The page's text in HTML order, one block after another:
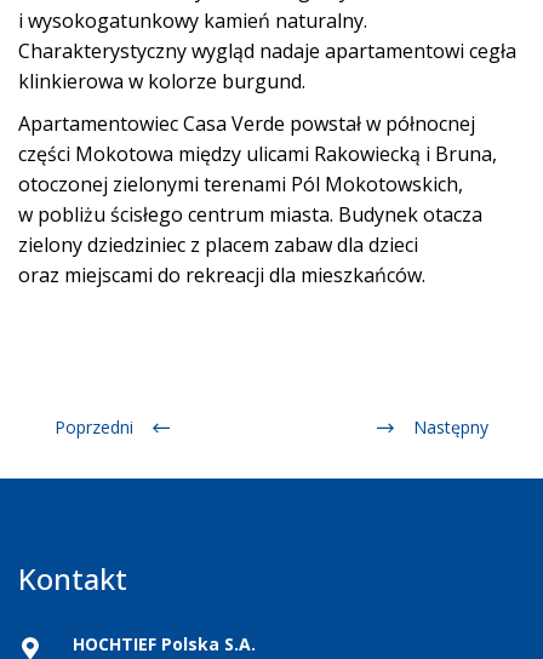
i wysokogatunkowy kamień naturalny.
Charakterystyczny wygląd nadaje apartamentowi cegła
klinkierowa w kolorze burgund.
Apartamentowiec Casa Verde powstał w północnej
części Mokotowa między ulicami Rakowiecką i Bruna,
otoczonej zielonymi terenami Pól Mokotowskich,
w pobliżu ścisłego centrum miasta. Budynek otacza
zielony dziedziniec z placem zabaw dla dzieci
oraz miejscami do rekreacji dla mieszkańców.
Poprzedni Następny
Kontakt
HOCHTIEF Polska S.A.